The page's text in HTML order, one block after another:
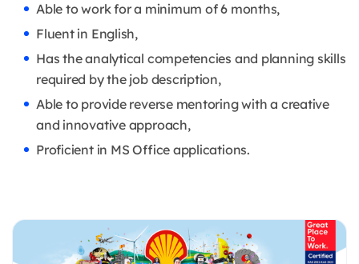
Able to work for a minimum of 6 months,
Fluent in English,
Has the analytical competencies and planning skills
required by the job description,
Able to provide reverse mentoring with a creative
and innovative approach,
Proficient in MS Office applications.